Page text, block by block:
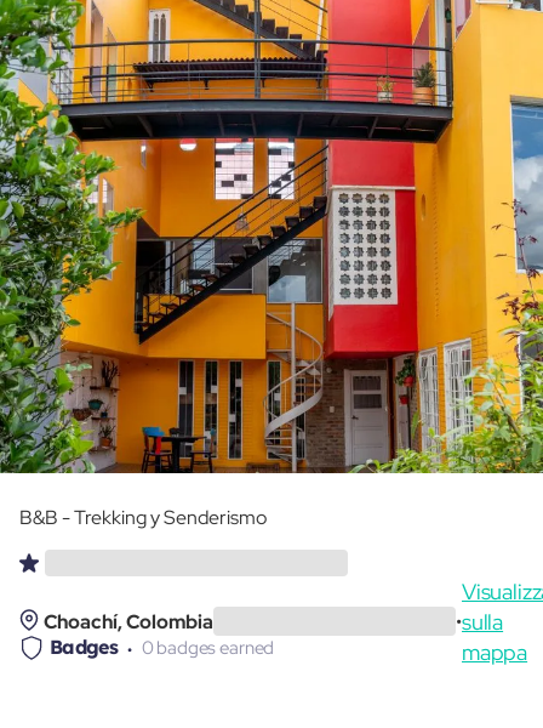
B&B - Trekking y Senderismo
Choachí, Colombia •sulla
mappa
Badges 0 badges earned